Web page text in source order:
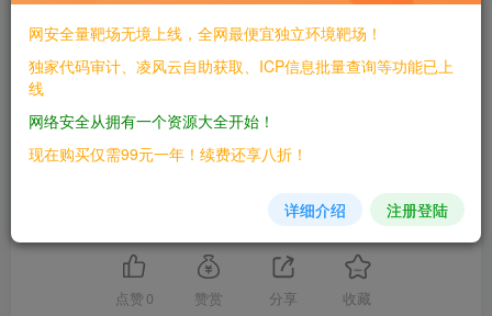
©版权声明
文章版权归作者所有，未经允许请勿转载。
THE END
漏洞库
喜欢就支持一下吧
点赞 0 赞赏 分享 收藏
网安全量靶场无境上线，全网最便宜独立环境靶场！
独家代码审计、凌风云自助获取、ICP信息批量查询等功能已上
线
网络安全从拥有一个资源大全开始！
现在购买仅需99元一年！续费还享八折！
详细介绍 注册登陆